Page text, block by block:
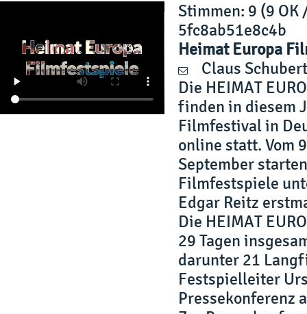
Stimmen: 9 (9 OK
5fc8ab51e8c4b
Heimat Europa
Claus Schubert
Die HEIMAT
finden in diesem
Filmfestival in
online statt. Vom
September
Filmfestspiele
Edgar Reitz
Die HEIMAT
29 Tagen
darunter 21
Festspielleiter
Pressekonferenz